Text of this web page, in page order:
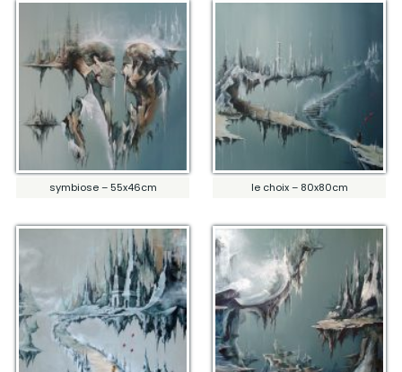
symbiose – 55x46cm le choix – 80x80cm